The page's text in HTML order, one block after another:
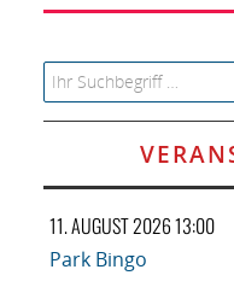
Search for:
11. AUGUST 2026 13:00
Park Bingo